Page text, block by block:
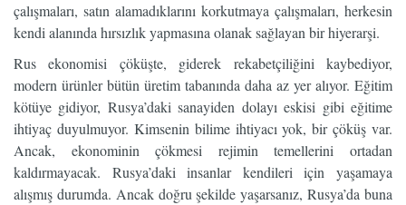
çalışmaları, satın alamadıklarını korkutmaya çalışmaları, herkesin
kendi alanında hırsızlık yapmasına olanak sağlayan bir hiyerarşi.
Rus ekonomisi çöküşte, giderek rekabetçiliğini kaybediyor,
modern ürünler bütün üretim tabanında daha az yer alıyor. Eğitim
kötüye gidiyor, Rusya’daki sanayiden dolayı eskisi gibi eğitime
ihtiyaç duyulmuyor. Kimsenin bilime ihtiyacı yok, bir çöküş var.
Ancak, ekonominin çökmesi rejimin temellerini ortadan
kaldırmayacak. Rusya’daki insanlar kendileri için yaşamaya
alışmış durumda. Ancak doğru şekilde yaşarsanız, Rusya’da buna